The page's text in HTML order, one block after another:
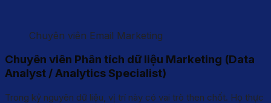
Chuyên viên Email Marketing
Chuyên viên Phân tích dữ liệu Marketing (Data
Analyst / Analytics Specialist)
Trong kỷ nguyên dữ liệu, vị trí này có vai trò then chốt. Họ thực